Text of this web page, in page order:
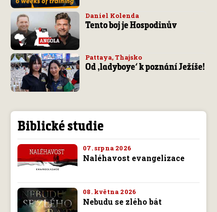
Daniel Kolenda
Tento boj je Hospodinův
Pattaya, Thajsko
Od ‚ladyboye‘ k poznání Ježíše!
Biblické studie
07. srpna 2026
Naléhavost evangelizace
08. května 2026
Nebudu se zlého bát